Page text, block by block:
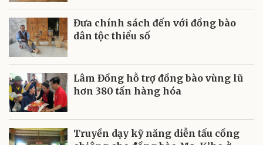
Đưa chính sách đến với đồng bào
dân tộc thiểu số
Lâm Đồng hỗ trợ đồng bào vùng lũ
hơn 380 tấn hàng hóa
Truyền dạy kỹ năng diễn tấu cồng